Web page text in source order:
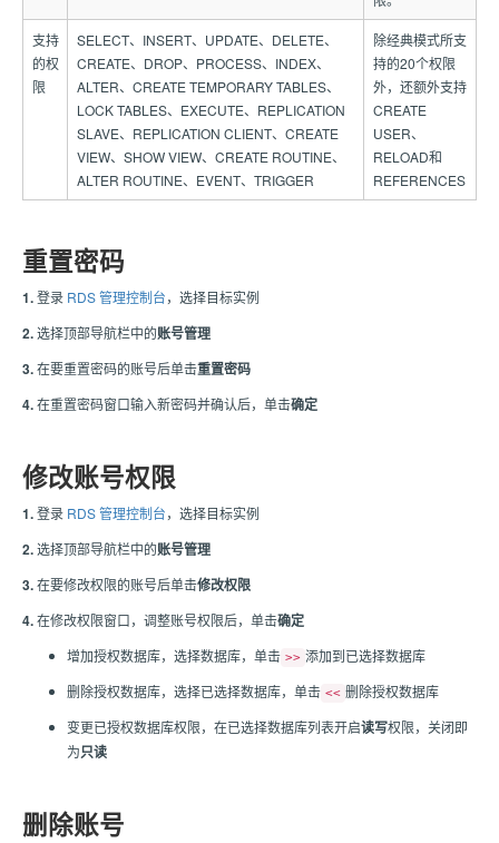
支持
的权
限
SELECT、INSERT、UPDATE、DELETE、
CREATE、DROP、PROCESS、INDEX、
ALTER、CREATE TEMPORARY TABLES、
LOCK TABLES、EXECUTE、REPLICATION
SLAVE、REPLICATION CLIENT、CREATE
VIEW、SHOW VIEW、CREATE ROUTINE、
ALTER ROUTINE、EVENT、TRIGGER
除经典模式所支
持的20个权限
外，还额外支持
CREATE
USER、
RELOAD和
REFERENCES
重置密码
1.登录 RDS 管理控制台，选择目标实例
2.选择顶部导航栏中的账号管理
3.在要重置密码的账号后单击重置密码
4.在重置密码窗口输入新密码并确认后，单击确定
修改账号权限
1.登录 RDS 管理控制台，选择目标实例
2.选择顶部导航栏中的账号管理
3.在要修改权限的账号后单击修改权限
4.在修改权限窗口，调整账号权限后，单击确定
增加授权数据库，选择数据库，单击 >> 添加到已选择数据库
删除授权数据库，选择已选择数据库，单击 << 删除授权数据库
变更已授权数据库权限，在已选择数据库列表开启读写权限，关闭即
为只读
删除账号